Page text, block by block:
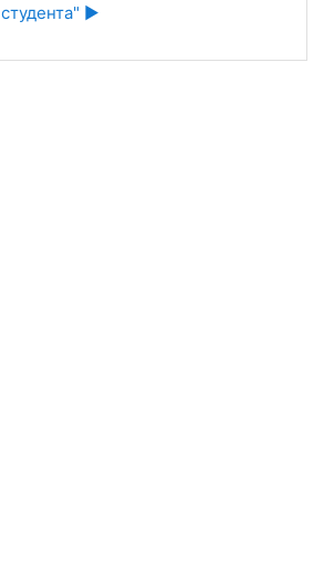
студента" ▶︎